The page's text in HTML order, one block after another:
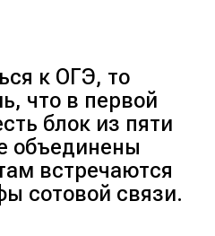
к ОГЭ, то
что в первой
блок из пяти
объединены
встречаются
сотовой связи.